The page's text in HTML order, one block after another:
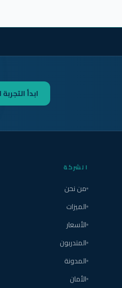
ابدأ
الشركة
من نحن
الميزات
الأسعار
المتدربون
المدونة
الأمان